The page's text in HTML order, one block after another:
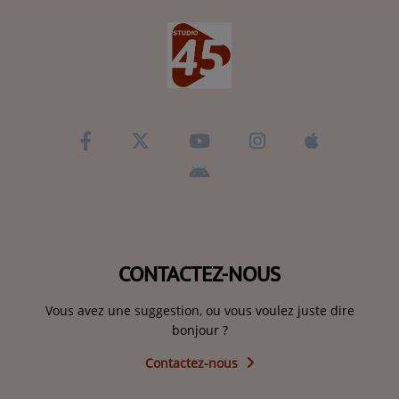
CONTACTEZ-NOUS
Vous avez une suggestion, ou vous voulez juste dire
bonjour ?
Contactez-nous